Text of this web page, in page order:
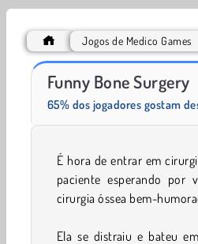
Jogos de Medico Games
Funny Bone Surgery
65% dos jogadores gostam
É hora de entrar em
paciente esperando por
cirurgia óssea bem-
Ela se distraiu e bateu